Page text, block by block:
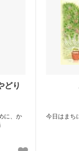
どり
に、か
今日はまち